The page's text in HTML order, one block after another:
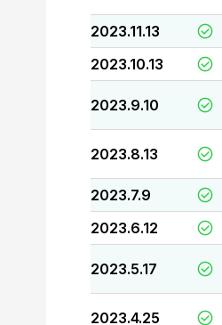
2023.11.13
2023.10.13
2023.9.10
2023.8.13
2023.7.9
2023.6.12
2023.5.17
2023.4.25